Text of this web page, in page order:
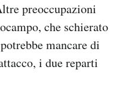
preoccupazioni
che schierato
mancare di
i due reparti